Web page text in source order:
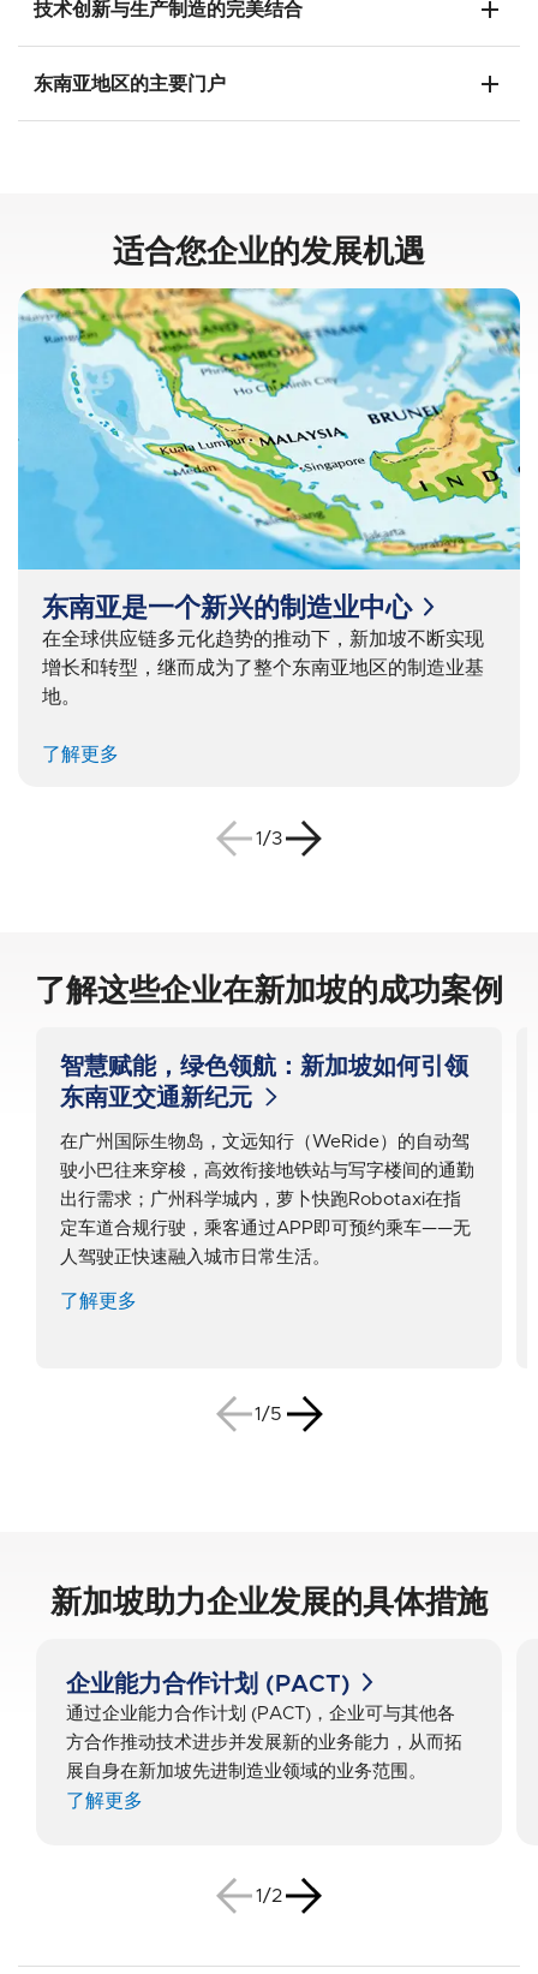
技术创新与生产制造的完美结合 add
东南亚地区的主要门户 add
适合您企业的发展机遇
东南亚是一个新兴的制造业中心
在全球供应链多元化趋势的推动下，新加坡不断实现
增长和转型，继而成为了整个东南亚地区的制造业基
地。
了解更多
1/3
了解这些企业在新加坡的成功案例
智慧赋能，绿色领航：新加坡如何引领
东南亚交通新纪元
在广州国际生物岛，文远知行（WeRide）的自动驾
驶小巴往来穿梭，高效衔接地铁站与写字楼间的通勤
出行需求；广州科学城内，萝卜快跑Robotaxi在指
定车道合规行驶，乘客通过APP即可预约乘车——无
人驾驶正快速融入城市日常生活。
了解更多
1/5
新加坡助力企业发展的具体措施
企业能力合作计划 (PACT)
通过企业能力合作计划 (PACT)，企业可与其他各
方合作推动技术进步并发展新的业务能力，从而拓
展自身在新加坡先进制造业领域的业务范围。
了解更多
1/2